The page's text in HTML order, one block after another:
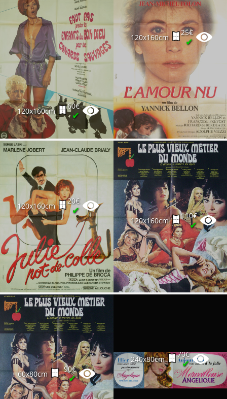
120x160cm
60€
✔
120x160cm
25€
✔
120x160cm
20€
✔
120x160cm
110€
✔
60x80cm
90€
✔
240x80cm
70€
✔